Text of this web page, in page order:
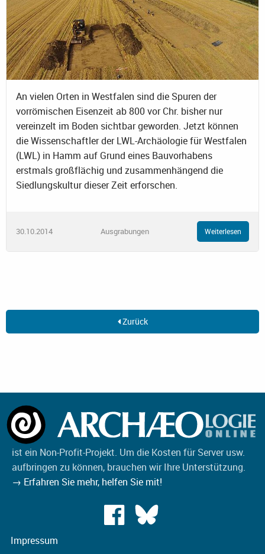
An vielen Orten in Westfalen sind die Spuren der
vorrömischen Eisenzeit ab 800 vor Chr. bisher nur
vereinzelt im Boden sichtbar geworden. Jetzt können
die Wissenschaftler der LWL-Archäologie für Westfalen
(LWL) in Hamm auf Grund eines Bauvorhabens
erstmals großflächig und zusammenhängend die
Siedlungskultur dieser Zeit erforschen.
30.10.2014 Ausgrabungen Weiterlesen
Zurück
ist ein Non-Profit-Projekt. Um die Kosten für Server usw.
aufbringen zu können, brauchen wir Ihre Unterstützung.
→ Erfahren Sie mehr, helfen Sie mit!
Impressum